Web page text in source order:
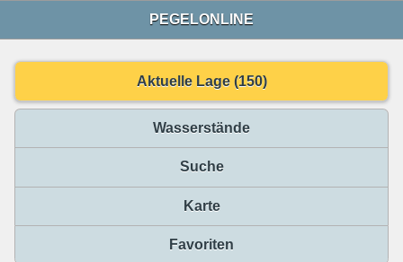
PEGELONLINE
Aktuelle Lage (150)
Wasserstände
Suche
Karte
Favoriten